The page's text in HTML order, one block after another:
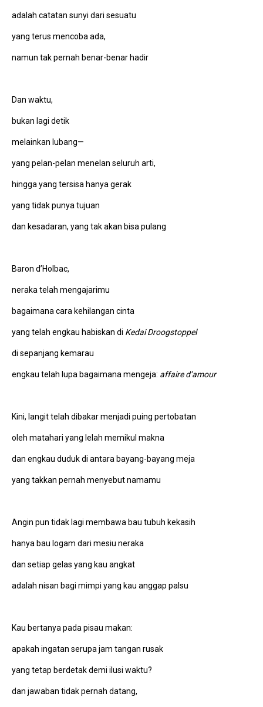
adalah catatan sunyi dari sesuatu
yang terus mencoba ada,
namun tak pernah benar-benar hadir
Dan waktu,
bukan lagi detik
melainkan lubang—
yang pelan-pelan menelan seluruh arti,
hingga yang tersisa hanya gerak
yang tidak punya tujuan
dan kesadaran, yang tak akan bisa pulang
Baron d’Holbac,
neraka telah mengajarimu
bagaimana cara kehilangan cinta
yang telah engkau habiskan di Kedai Droogstoppel
di sepanjang kemarau
engkau telah lupa bagaimana mengeja: affaire d’amour
Kini, langit telah dibakar menjadi puing pertobatan
oleh matahari yang lelah memikul makna
dan engkau duduk di antara bayang-bayang meja
yang takkan pernah menyebut namamu
Angin pun tidak lagi membawa bau tubuh kekasih
hanya bau logam dari mesiu neraka
dan setiap gelas yang kau angkat
adalah nisan bagi mimpi yang kau anggap palsu
Kau bertanya pada pisau makan:
apakah ingatan serupa jam tangan rusak
yang tetap berdetak demi ilusi waktu?
dan jawaban tidak pernah datang,